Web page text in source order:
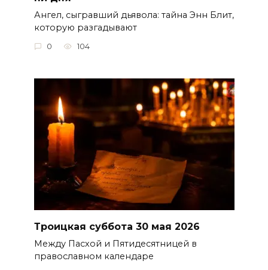
Ангел, сыгравший дьявола: тайна Энн Блит,
которую разгадывают
0 104
Троицкая суббота 30 мая 2026
Между Пасхой и Пятидесятницей в
православном календаре